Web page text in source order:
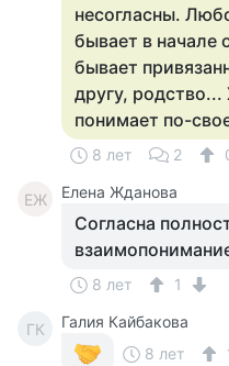
несогласны.
бывает в начале
бывает
другу,
понимает по-
8 лет 2
ЕЖ Елена Жданова
Согласна
8 лет 1
ГК
Галия Кайбакова
8 лет